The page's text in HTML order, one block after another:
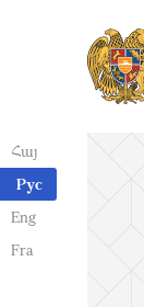
Հայ
Рус
Eng
Fra